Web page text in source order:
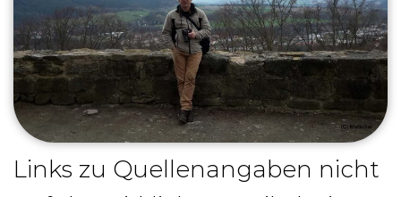
Links zu Quellenangaben nicht